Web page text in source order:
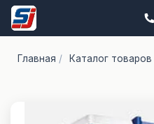
Главная / Каталог товаров